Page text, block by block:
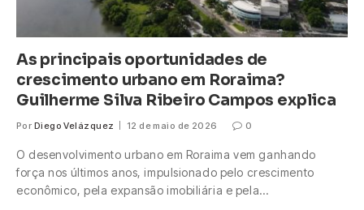
As principais oportunidades de
crescimento urbano em Roraima?
Guilherme Silva Ribeiro Campos explica
Por Diego Velázquez 12 de maio de 2026 0
O desenvolvimento urbano em Roraima vem ganhando
força nos últimos anos, impulsionado pelo crescimento
econômico, pela expansão imobiliária e pela…